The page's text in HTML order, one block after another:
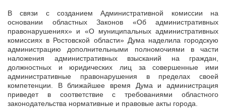
В связи с созданием Административной комиссии на
основании областных Законов «Об административных
правонарушениях» и «О муниципальных административных
комиссиях в Ростовской области» Дума наделила городскую
администрацию дополнительными полномочиями в части
наложения административных взысканий на граждан,
должностных и юридических лиц за совершенные ими
административные правонарушения в пределах своей
компетенции. В ближайшее время Дума и администрация
приведет в соответствие с требованиями областного
законодательства нормативные и правовые акты города.